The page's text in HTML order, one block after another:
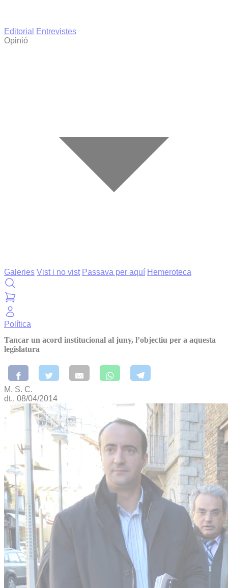
Editorial
Entrevistes
Opinió
Galeries Vist i no vist Passava per aquí Hemeroteca
Política
Tancar un acord institucional al juny, l’objectiu per a aquesta
legislatura
M. S. C.
dt., 08/04/2014